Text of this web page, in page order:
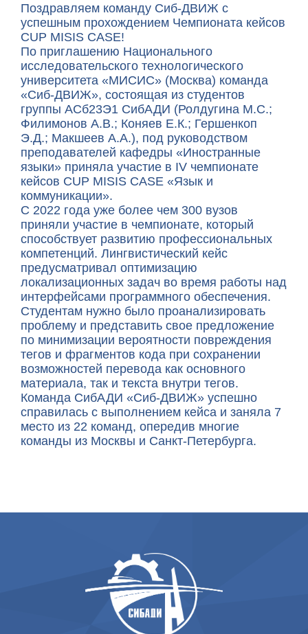
Поздравляем команду Сиб-ДВИЖ с
успешным прохождением Чемпионата кейсов
CUP MISIS CASE!
По приглашению Национального
исследовательского технологического
университета «МИСИС» (Москва) команда
«Сиб-ДВИЖ», состоящая из студентов
группы АСб23Э1 СибАДИ (Ролдугина М.С.;
Филимонов А.В.; Коняев Е.К.; Гершенкоп
Э.Д.; Макшеев А.А.), под руководством
преподавателей кафедры «Иностранные
языки» приняла участие в IV чемпионате
кейсов CUP MISIS CASE «Язык и
коммуникации».
С 2022 года уже более чем 300 вузов
приняли участие в чемпионате, который
способствует развитию профессиональных
компетенций. Лингвистический кейс
предусматривал оптимизацию
локализационных задач во время работы над
интерфейсами программного обеспечения.
Студентам нужно было проанализировать
проблему и представить свое предложение
по минимизации вероятности повреждения
тегов и фрагментов кода при сохранении
возможностей перевода как основного
материала, так и текста внутри тегов.
Команда СибАДИ «Сиб-ДВИЖ» успешно
справилась с выполнением кейса и заняла 7
место из 22 команд, опередив многие
команды из Москвы и Санкт-Петербурга.